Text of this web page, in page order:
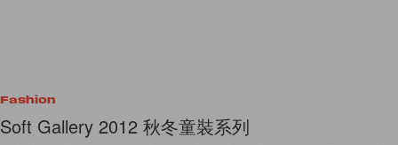
Fashion
Soft Gallery 2012 秋冬童裝系列